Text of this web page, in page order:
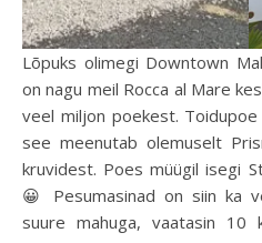
Lõpuks olimegi Downtown
on nagu meil Rocca al Mare
veel miljon poekest.
see meenutab olemuselt
kruvidest. Poes müügil isegi
😀 Pesumasinad on siin ka
suure mahuga, vaatasin 10